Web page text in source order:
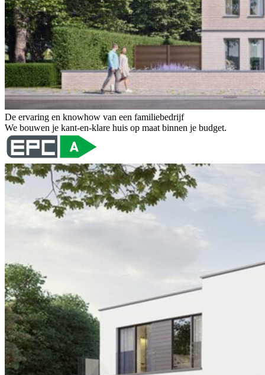
De ervaring en knowhow van een familiebedrijf
We bouwen je kant-en-klare huis op maat binnen je budget.